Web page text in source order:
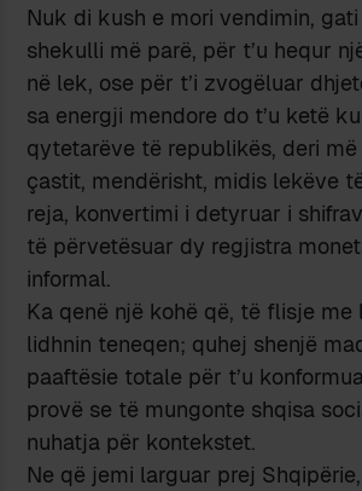
Nuk di kush e mori vendimin,
shekulli më parë, për t’u hequr
në lek, ose për t’i zvogëluar
sa energji mendore do t’u ketë
qytetarëve të republikës, deri
çastit, mendërisht, midis lekëve
reja, konvertimi i detyruar i
të përvetësuar dy regjistra
informal.
Ka qenë një kohë që, të flisje me
lidhnin teneqen; quhej shenjë
paaftësie totale për t’u
provë se të mungonte shqisa
nuhatja për kontekstet.
Ne që jemi larguar prej